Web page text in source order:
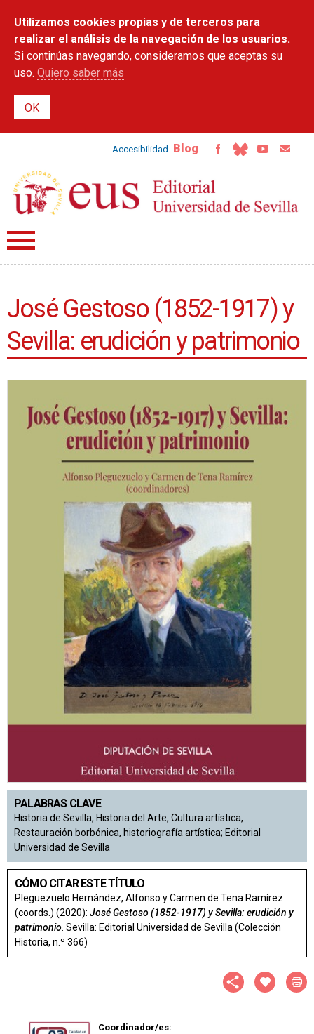
contenido
principal
Utilizamos cookies propias y de terceros para
realizar el análisis de la navegación de los usuarios.
Si continúas navegando, consideramos que aceptas su
uso. Quiero saber más
Accesibilidad Blog
José Gestoso (1852-1917) y
Sevilla: erudición y patrimonio
PALABRAS CLAVE
Historia de Sevilla, Historia del Arte, Cultura artística,
Restauración borbónica, historiografía artística; Editorial
Universidad de Sevilla
CÓMO CITAR ESTE TÍTULO
Pleguezuelo Hernández, Alfonso y Carmen de Tena Ramírez
(coords.) (2020): José Gestoso (1852-1917) y Sevilla: erudición y
patrimonio . Sevilla: Editorial Universidad de Sevilla (Colección
Historia, n.º 366)
Coordinador/es: